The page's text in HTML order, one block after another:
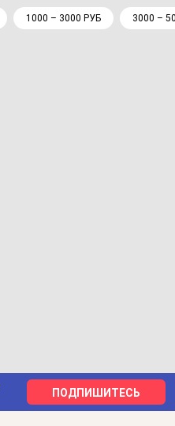
1000 – 3000 РУБ 3000 –
ПОДПИШИТЕСЬ